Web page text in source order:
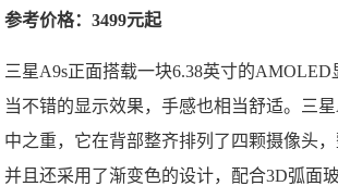
参考价格：3499元起
三星A9s正面搭载一块6.38英寸的AMOLED
当不错的显示效果，手感也相当舒适。三
中之重，它在背部整齐排列了四颗摄像头，
并且还采用了渐变色的设计，配合3D弧面